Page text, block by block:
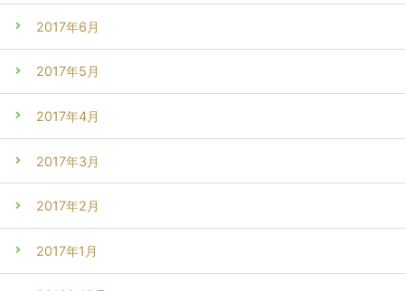
2017年6月
2017年5月
2017年4月
2017年3月
2017年2月
2017年1月